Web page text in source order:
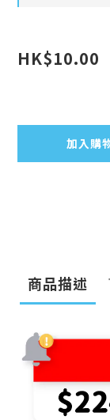
HK$10.00
加入購
商品描述